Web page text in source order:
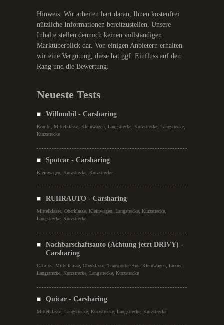
Hinweis: Wir arbeiten hart daran, Ihnen kostenfrei
nützliche Informationen bereitzustellen. Unsere
Inhalte stellen dennoch keinen vollständigen
Marktüberblick dar. Von einigen Anbietern erhalten
wir eine Vergütung, diese hat ggf. Einfluss auf den
Rang und die Bewertung.
Neueste Tests
Willmobil - Carsharing
Kombi, Mittelklasse, Kleinwagen, Langstrecke, Kurzstrecke, Langstrecke,
Kurzstrecke
Spotcar - Carsharing
Kleinwagen, Kurzstrecke, Kurzstrecke
RUHRAUTO - Carsharing
Mittelklasse, Oberklasse, Kleinwagen, Langstrecke, Kurzstrecke,
Langstrecke, Kurzstrecke
Nachbarschaftsauto (Achtung jetzt DRIVY) -
Carsharing
Cabrios, Mittelklasse, Oberklasse, Transporter/Bus, Kleinwagen, Luxus,
Langstrecke, Kurzstrecke, Langstrecke, Kurzstrecke
Quicar - Carsharing
Mittelklasse, Langstrecke, Kurzstrecke, Langstrecke, Kurzstrecke